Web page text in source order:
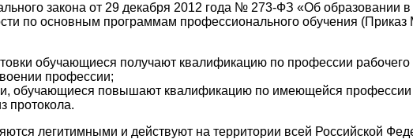
закона от 29 декабря 2012 года № 273-ФЗ «Об образовании
по основным программам профессионального обучения
обучающиеся получают квалификацию по профессии
профессии;
обучающиеся повышают квалификацию по имеющейся профессии
протокола.
легитимными и действуют на территории всей Российской